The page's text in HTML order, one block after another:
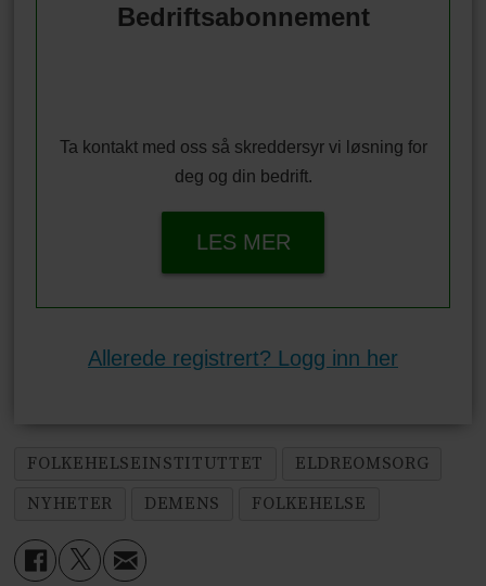
Bedriftsabonnement
Ta kontakt med oss så skreddersyr vi løsning for
deg og din bedrift.
LES MER
Allerede registrert? Logg inn her
FOLKEHELSEINSTITUTTET
ELDREOMSORG
NYHETER
DEMENS FOLKEHELSE